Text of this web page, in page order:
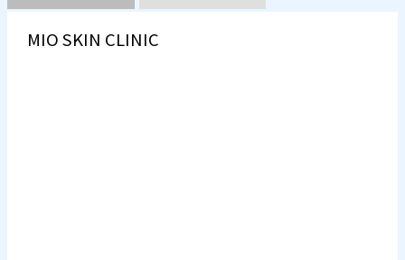
MIO SKIN CLINIC